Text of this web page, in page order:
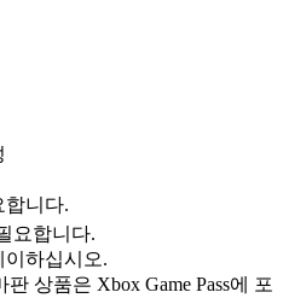
합니다.
요합니다.
이하십시오.
상품은 Xbox Game Pass에 포